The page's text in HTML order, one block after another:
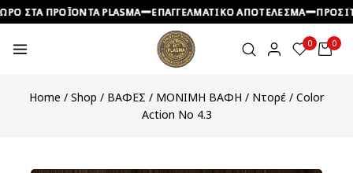
ΣΤΑ ΠΡΟΪΟΝΤΑ PLASMA ΕΠΑΓΓΕΛΜΑΤΙΚΟ ΑΠΟΤΕΛΕΣΜΑ
ΣΤΑ ΠΡΟΪΟΝΤΑ PLASMA ΕΠΑΓΓΕΛΜΑΤΙΚΟ ΑΠΟΤΕΛΕΣΜΑ
ΣΤΑ ΠΡΟΪΟΝΤΑ PLASMA ΕΠΑΓΓΕΛΜΑΤΙΚΟ ΑΠΟΤΕΛΕΣΜΑ
0 0
Home / Shop / ΒΑΦΕΣ / ΜΟΝΙΜΗ ΒΑΦΗ / Ντορέ / Color
Action No 4.3